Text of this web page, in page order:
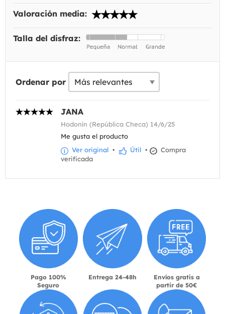
Valoración media:
Talla del disfraz:
Ordenar por
JANA
Hodonín (República Checa) 14/6/25
Me gusta el producto
Ver original • Útil •
Compra
verificada
Pago 100%
Seguro
Entrega 24-48h
Envíos gratis a
partir de 50€